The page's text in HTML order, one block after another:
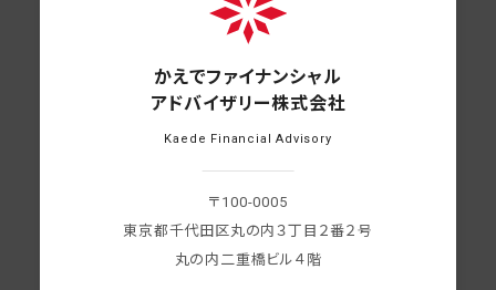
かえでファイナンシャル
アドバイザリー株式会社
Kaede Financial Advisory
〒100-0005
東京都千代田区丸の内３丁目２番２号
丸の内二重橋ビル４階